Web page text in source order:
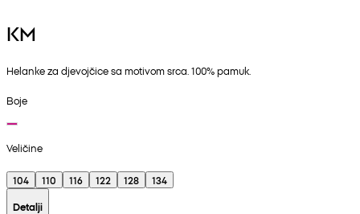
KM
Helanke za djevojčice sa motivom srca. 100% pamuk.
Boje
Veličine
104 110 116 122 128
134
Detalji